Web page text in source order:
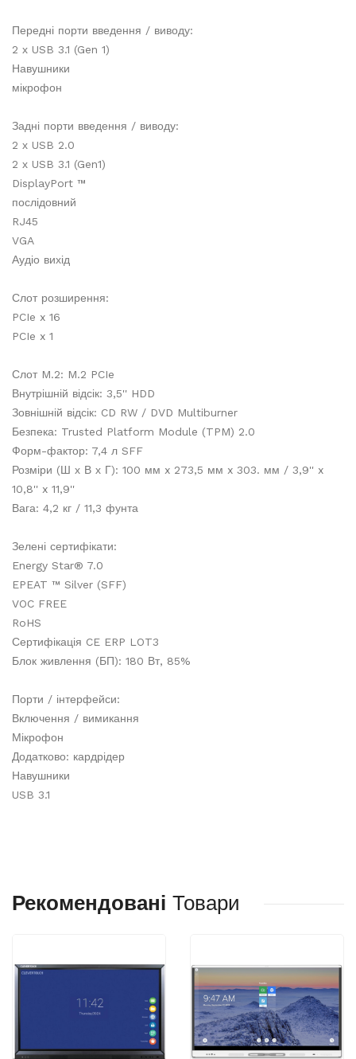
Передні порти введення / виводу:
2 х USB 3.1 (Gen 1)
Навушники
мікрофон
Задні порти введення / виводу:
2 х USB 2.0
2 х USB 3.1 (Gen1)
DisplayPort ™
послідовний
RJ45
VGA
Аудіо вихід
Слот розширення:
PCIe x 16
PCIe x 1
Слот M.2: M.2 PCIe
Внутрішній відсік: 3,5'' HDD
Зовнішній відсік: CD RW / DVD Multiburner
Безпека: Trusted Platform Module (TPM) 2.0
Форм-фактор: 7,4 л SFF
Розміри (Ш х В х Г): 100 мм x 273,5 мм x 303. мм / 3,9'' x
10,8'' x 11,9''
Вага: 4,2 кг / 11,3 фунта
Зелені сертифікати:
Energy Star® 7.0
EPEAT ™ Silver (SFF)
VOC FREE
RoHS
Сертифікація CE ERP LOT3
Блок живлення (БП): 180 Вт, 85%
Порти / інтерфейси:
Включення / вимикання
Мікрофон
Додатково: кардрідер
Навушники
USB 3.1
Рекомендовані Товари